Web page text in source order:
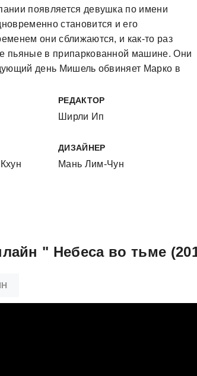
появляется девушка по имени
становится и его
они сближаются, и как-то раз
пьяные в припаркованной машине. Они
день Мишель обвиняет Марко в
Спустя пять лет они вновь встречаются
Мишель есть муж и ребенок, и Марко
РЕДАКТОР
Ширли Ип
ДИЗАЙНЕР
Мань Лим-Чун
" Небеса во тьме